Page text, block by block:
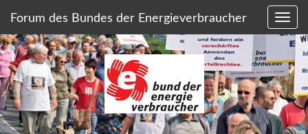
Forum des Bundes der Energieverbraucher